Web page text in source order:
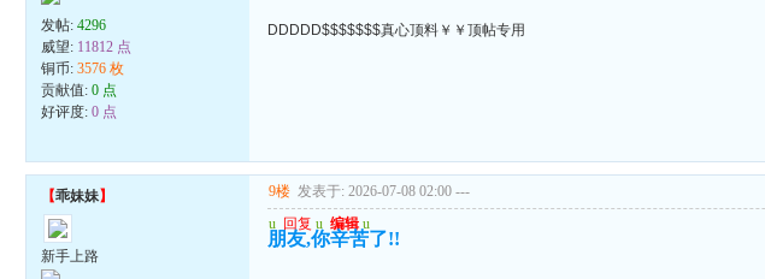
发帖:4296
威望: 11812 点
铜币:3576 枚
贡献值:0 点
好评度:0 点
DDDDD$$$$$$$真心顶料￥￥顶帖专用
【乖妹妹】
新手上路
9楼 发表于: 2026-07-08 02:00 ---
u 回复 u 编辑 u
朋友,你辛苦了!!